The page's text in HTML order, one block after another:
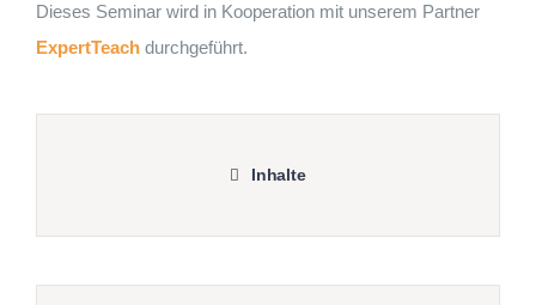
Dieses Seminar wird in Kooperation mit unserem Partner
ExpertTeachdurchgeführt.
Inhalte